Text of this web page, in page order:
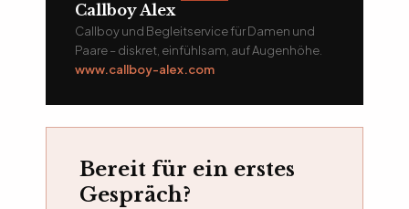
Callboy Alex
Callboy und Begleitservice für Damen und
Paare – diskret, einfühlsam, auf Augenhöhe.
www.callboy-alex.com
Bereit für ein erstes
Gespräch?